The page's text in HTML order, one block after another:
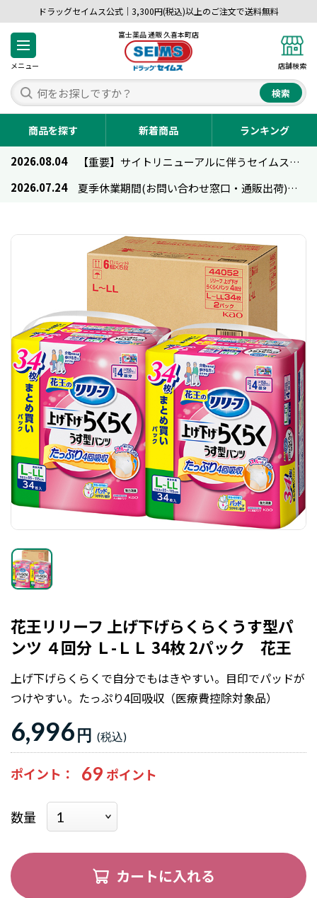
ドラッグセイムス公式｜3,300円(税込)以上のご注文で送料無料
メニュー
富士薬品 通販 久喜本町店
店舗検索
検索
商品を探す 新着商品 ランキング
2026.08.04
【重要】サイトリニューアルに伴うセイムス通販のご利用について
2026.07.24
夏季休業期間(お問い合わせ窓口・通販出荷)のお知らせ
花王リリーフ 上げ下げらくらくうす型パ
ンツ ４回分 Ｌ-ＬＬ 34枚 2パック 花王
上げ下げらくらくで自分でもはきやすい。目印でパッドが
つけやすい。たっぷり4回吸収（医療費控除対象品）
6,996円
ポイント 69
数量
カートに入れる